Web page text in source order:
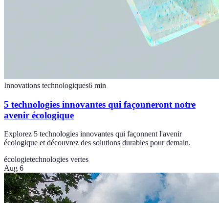
Innovations technologiques6 min
5 technologies innovantes qui façonneront notre
avenir écologique
Explorez 5 technologies innovantes qui façonnent l'avenir
écologique et découvrez des solutions durables pour demain.
écologietechnologies vertes
Aug 6